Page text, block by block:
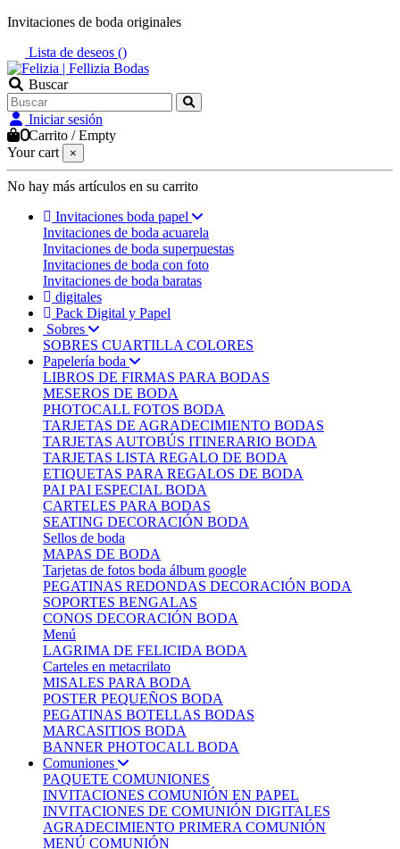
Invitaciones de boda originales
Lista de deseos ()
Buscar
Iniciar sesión
0Carrito /Empty
Your cart
×
No hay más artículos en su carrito
Invitaciones boda papel
Invitaciones de boda acuarela
Invitaciones de boda superpuestas
Invitaciones de boda con foto
Invitaciones de boda baratas
digitales
Pack Digital y Papel
Sobres
SOBRES CUARTILLA COLORES
Papelería boda
LIBROS DE FIRMAS PARA BODAS
MESEROS DE BODA
PHOTOCALL FOTOS BODA
TARJETAS DE AGRADECIMIENTO BODAS
TARJETAS AUTOBÚS ITINERARIO BODA
TARJETAS LISTA REGALO DE BODA
ETIQUETAS PARA REGALOS DE BODA
PAI PAI ESPECIAL BODA
CARTELES PARA BODAS
SEATING DECORACIÓN BODA
Sellos de boda
MAPAS DE BODA
Tarjetas de fotos boda álbum google
PEGATINAS REDONDAS DECORACIÓN BODA
SOPORTES BENGALAS
CONOS DECORACIÓN BODA
Menú
LAGRIMA DE FELICIDA BODA
Carteles en metacrilato
MISALES PARA BODA
POSTER PEQUEÑOS BODA
PEGATINAS BOTELLAS BODAS
MARCASITIOS BODA
BANNER PHOTOCALL BODA
Comuniones
PAQUETE COMUNIONES
INVITACIONES COMUNIÓN EN PAPEL
INVITACIONES DE COMUNIÓN DIGITALES
AGRADECIMIENTO PRIMERA COMUNIÓN
MENÚ COMUNIÓN